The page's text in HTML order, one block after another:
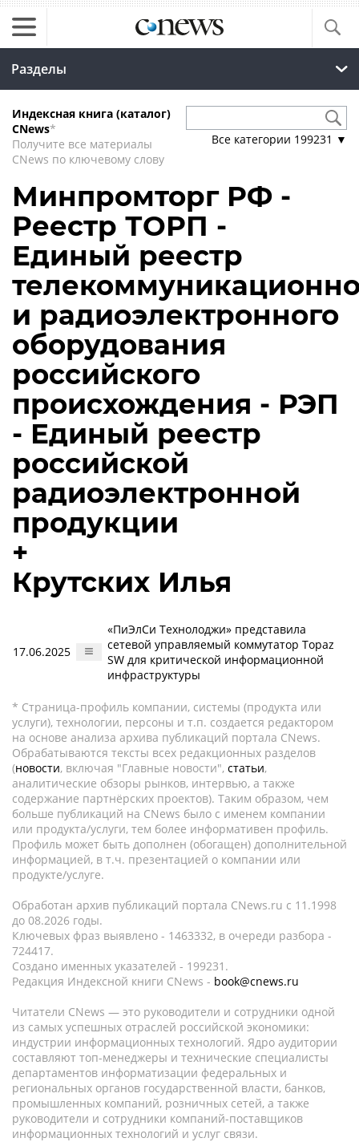
Разделы
Индексная книга (каталог)
CNews*
Получите все материалы
CNews по ключевому слову
Все категории 199231 ▼
Минпромторг РФ -
Реестр ТОРП -
Единый реестр
и радиоэлектронного
оборудования
российского
происхождения - РЭП
- Единый реестр
российской
радиоэлектронной
продукции
+
Крутских Илья
17.06.2025
«ПиЭлСи Технолоджи» представила
сетевой управляемый коммутатор Topaz
SW для критической информационной
инфраструктуры
* Страница-профиль компании, системы (продукта или
услуги), технологии, персоны и т.п. создается редактором
на основе анализа архива публикаций портала CNews.
Обрабатываются тексты всех редакционных разделов
(новости, включая "Главные новости", статьи,
аналитические обзоры рынков, интервью, а также
содержание партнёрских проектов). Таким образом, чем
больше публикаций на CNews было с именем компании
или продукта/услуги, тем более информативен профиль.
Профиль может быть дополнен (обогащен) дополнительной
информацией, в т.ч. презентацией о компании или
продукте/услуге.
Обработан архив публикаций портала CNews.ru c 11.1998
до 08.2026 годы.
Ключевых фраз выявлено - 1463332, в очереди разбора -
724417.
Создано именных указателей - 199231.
Редакция Индексной книги CNews - book@cnews.ru
Читатели CNews — это руководители и сотрудники одной
из самых успешных отраслей российской экономики:
индустрии информационных технологий. Ядро аудитории
составляют топ-менеджеры и технические специалисты
департаментов информатизации федеральных и
региональных органов государственной власти, банков,
промышленных компаний, розничных сетей, а также
руководители и сотрудники компаний-поставщиков
информационных технологий и услуг связи.